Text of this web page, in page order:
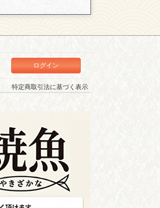
ログイン
特定商取引法に基づく表示